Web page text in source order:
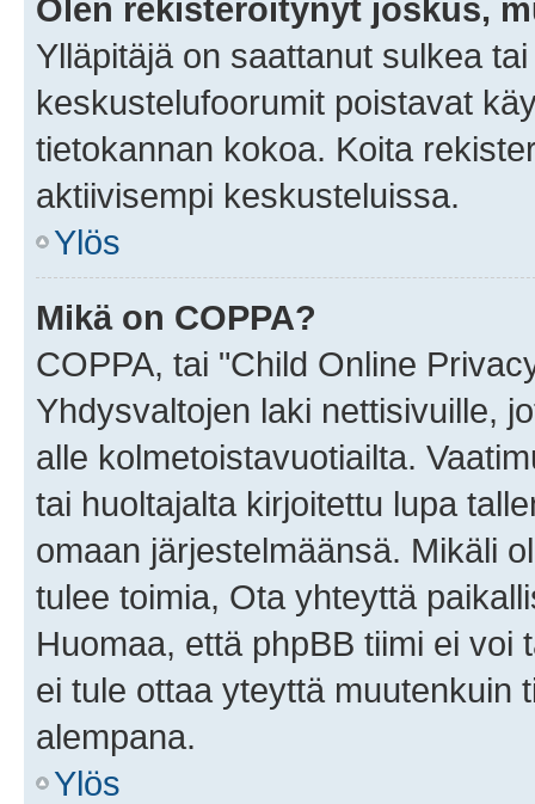
Olen rekisteröitynyt joskus,
Ylläpitäjä on saattanut sulkea
keskustelufoorumit poistavat
tietokannan kokoa. Koita
aktiivisempi keskusteluissa.
Ylös
Mikä on COPPA?
COPPA, tai "Child Online
Yhdysvaltojen laki nettisivuille,
alle kolmetoistavuotiailta.
tai huoltajalta kirjoitettu lupa
omaan järjestelmäänsä. Mikäli
tulee toimia, Ota yhteyttä
Huomaa, että phpBB tiimi ei
ei tule ottaa yteyttä muutenkuin
alempana.
Ylös